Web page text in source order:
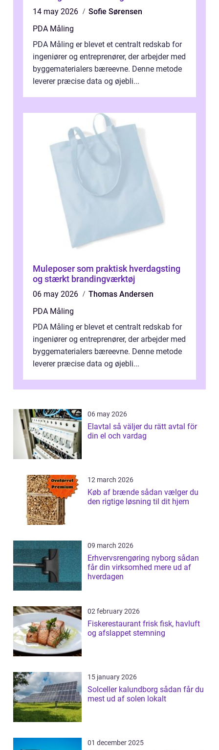
14 may 2026
Sofie Sørensen
PDA Måling
PDA Måling er blevet et centralt redskab for
ingeniører og entreprenører, der arbejder med
byggematerialers bæreevne. Denne metode
leverer præcise data og øjebli...
Muleposer som praktisk hverdagsting
og stærkt brandingværktøj
06 may 2026
Thomas Andersen
PDA Måling
PDA Måling er blevet et centralt redskab for
ingeniører og entreprenører, der arbejder med
byggematerialers bæreevne. Denne metode
leverer præcise data og øjebli...
06 may 2026
Elavtal så väljer du rätt avtal för
din el och vardag
12 march 2026
Køb af brænde sådan vælger du
den rigtige løsning til dit hjem
09 march 2026
Erhvervsrengøring nyborg sådan
får din virksomhed mere ud af
hverdagen
02 february 2026
Fiskerestaurant frisk fisk, havluft
og afslappet stemning
15 january 2026
Solceller kalundborg sådan får du
mest ud af solen lokalt
01 december 2025